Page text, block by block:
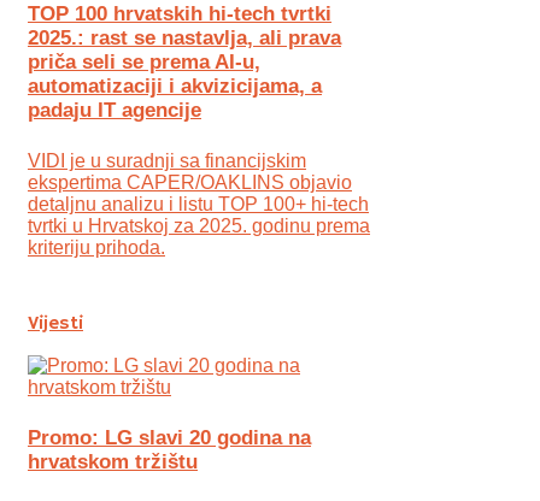
TOP 100 hrvatskih hi-tech tvrtki
2025.: rast se nastavlja, ali prava
priča seli se prema AI-u,
automatizaciji i akvizicijama, a
padaju IT agencije
VIDI je u suradnji sa financijskim
ekspertima CAPER/OAKLINS objavio
detaljnu analizu i listu TOP 100+ hi-tech
tvrtki u Hrvatskoj za 2025. godinu prema
kriteriju prihoda.
Vijesti
Promo: LG slavi 20 godina na
hrvatskom tržištu